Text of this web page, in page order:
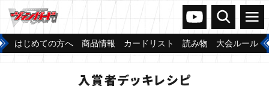
ヴァンガードch
検索 メニュー
はじめての方へ 商品情報 カードリスト 読み物 大会ルール
入賞者デッキレシピ